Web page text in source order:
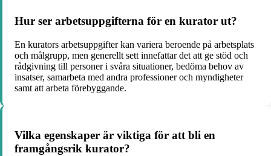
Hur ser arbetsuppgifterna för en kurator ut?
En kurators arbetsuppgifter kan variera beroende på arbetsplats
och målgrupp, men generellt sett innefattar det att ge stöd och
rådgivning till personer i svåra situationer, bedöma behov av
insatser, samarbeta med andra professioner och myndigheter
samt att arbeta förebyggande.
Vilka egenskaper är viktiga för att bli en
framgångsrik kurator?